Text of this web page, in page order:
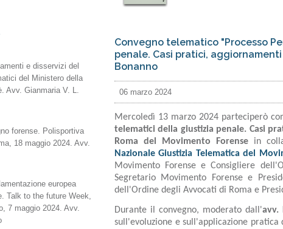
Convegno telematico "Processo
penale. Casi pratici, aggiornamenti
Bonanno
06 marzo 2024
Mercoledì 13 marzo 2024 parteciperò
telematici della giustizia penale. Casi
Roma del Movimento Forense in
Nazionale Giustizia Telematica del
Movimento Forense e Consigliere
Segretario Movimento Forense e
dell'Ordine degli Avvocati di Roma e
Durante il convegno, moderato dall'avv.
sull'evoluzione e sull'applicazione
e disservizi del
del Ministero della
Avv. Gianmaria V. L.
forense. Polisportiva
18 maggio 2024. Avv.
europea
Talk to the future Week,
7 maggio 2024. Avv.